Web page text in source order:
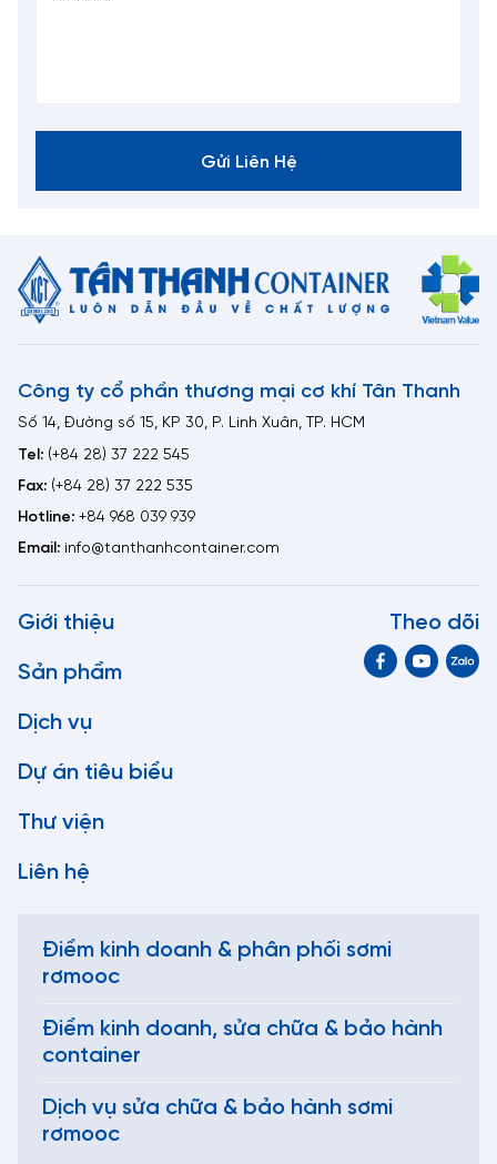
Gửi Liên Hệ
Công ty cổ phần thương mại cơ khí Tân Thanh
Số 14, Đường số 15, KP 30, P. Linh Xuân, TP. HCM
Tel: (+84 28) 37 222 545
Fax: (+84 28) 37 222 535
Hotline: +84 968 039 939
Email: info@tanthanhcontainer.com
Giới thiệu
Sản phẩm
Dịch vụ
Dự án tiêu biểu
Thư viện
Liên hệ
Theo dõi
Điểm kinh doanh & phân phối sơmi
rơmooc
Điểm kinh doanh, sửa chữa & bảo hành
container
Dịch vụ sửa chữa & bảo hành sơmi
rơmooc